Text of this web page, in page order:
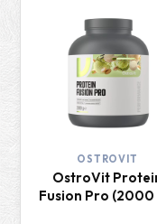
OSTROVIT
OstroVit
Fusion Pro (2000